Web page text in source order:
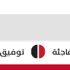
توفيق عبد الحميد